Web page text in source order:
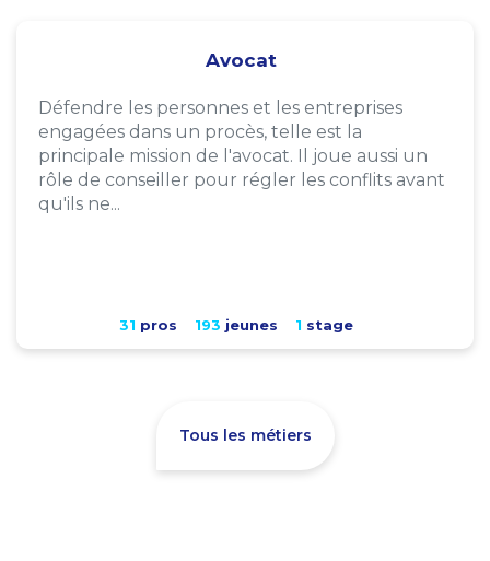
Avocat
Défendre les personnes et les entreprises
engagées dans un procès, telle est la
principale mission de l'avocat. Il joue aussi un
rôle de conseiller pour régler les conflits avant
qu'ils ne...
31 pros 193 jeunes 1 stage
Tous les métiers